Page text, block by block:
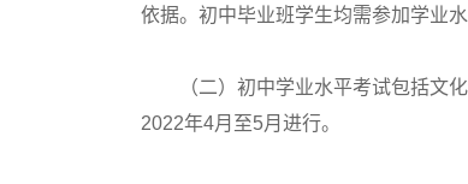
依据。初中毕业班学生均需参加学业水
（二）初中学业水平考试包括文化
2022年4月至5月进行。